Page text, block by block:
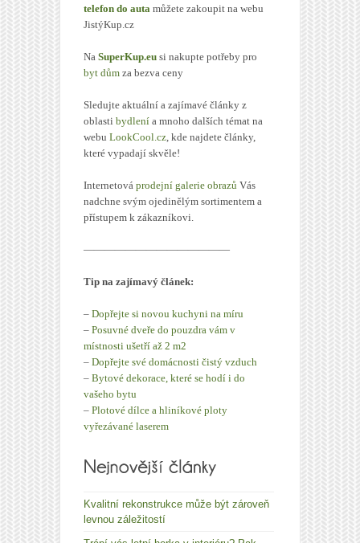
telefon do auta můžete zakoupit na webu
JistýKup.cz
Na SuperKup.eu si nakupte potřeby pro
byt dům za bezva ceny
Sledujte aktuální a zajímavé články z
oblasti bydlení a mnoho dalších témat na
webu LookCool.cz, kde najdete články,
které vypadají skvěle!
Internetová prodejní galerie obrazů Vás
nadchne svým ojedinělým sortimentem a
přístupem k zákazníkovi.
——————————————
Tip na zajímavý článek:
– Dopřejte si novou kuchyni na míru
– Posuvné dveře do pouzdra vám v
místnosti ušetří až 2 m2
– Dopřejte své domácnosti čistý vzduch
– Bytové dekorace, které se hodí i do
vašeho bytu
– Plotové dílce a hliníkové ploty
vyřezávané laserem
Kvalitní rekonstrukce může být zároveň
levnou záležitostí